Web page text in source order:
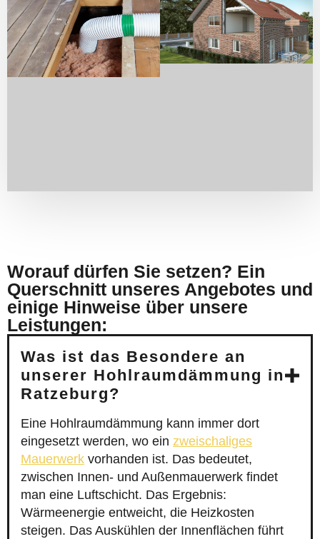
Worauf dürfen Sie setzen? Ein
Querschnitt unseres Angebotes und
einige Hinweise über unsere
Leistungen:
Was ist das Besondere an
unserer Hohlraumdämmung in
Ratzeburg?
Eine Hohlraumdämmung kann immer dort
eingesetzt werden, wo ein zweischaliges
Mauerwerk vorhanden ist. Das bedeutet,
zwischen Innen- und Außenmauerwerk findet
man eine Luftschicht. Das Ergebnis:
Wärmeenergie entweicht, die Heizkosten
steigen. Das Auskühlen der Innenflächen führt